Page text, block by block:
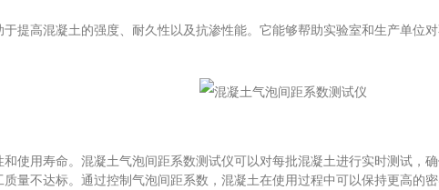
高混凝土的强度、耐久性以及抗渗性能。它能够帮助实验室和生产单位
用寿命。混凝土气泡间距系数测试仪可以对每批混凝土进行实时测试，
量不达标。通过控制气泡间距系数，混凝土在使用过程中可以保持更高的